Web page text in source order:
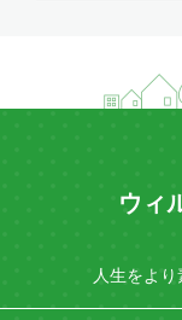
ウィ
人生をより